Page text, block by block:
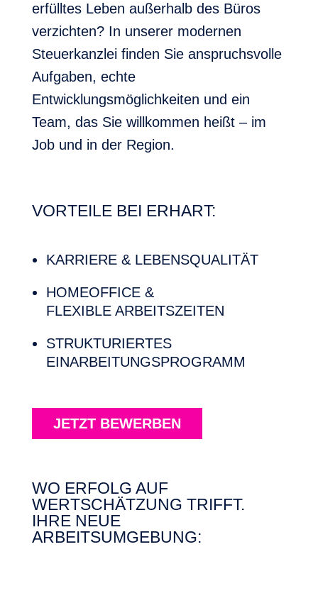
erfülltes Leben außerhalb des Büros
verzichten? In unserer modernen
Steuerkanzlei finden Sie anspruchsvolle
Aufgaben, echte
Entwicklungsmöglichkeiten und ein
Team, das Sie willkommen heißt – im
Job und in der Region.
VORTEILE BEI ERHART:
KARRIERE & LEBENSQUALITÄT
HOMEOFFICE &
FLEXIBLE ARBEITSZEITEN
STRUKTURIERTES
EINARBEITUNGSPROGRAMM
JETZT BEWERBEN
WO ERFOLG AUF
WERTSCHÄTZUNG TRIFFT.
IHRE NEUE
ARBEITSUMGEBUNG: